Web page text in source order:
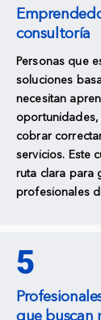
consultoría
Personas que
soluciones
necesitan
cobrar
servicios. Este
ruta clara para
profesionales
5